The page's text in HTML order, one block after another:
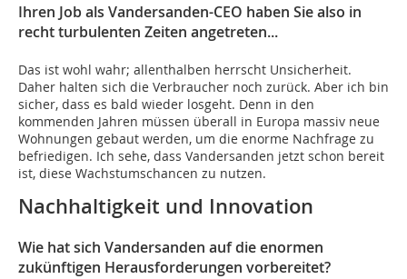
Ihren Job als Vandersanden-CEO haben Sie also in
recht turbulenten Zeiten angetreten...
Das ist wohl wahr; allenthalben herrscht Unsicherheit.
Daher halten sich die Verbraucher noch zurück. Aber ich bin
sicher, dass es bald wieder losgeht. Denn in den
kommenden Jahren müssen überall in Europa massiv neue
Wohnungen gebaut werden, um die enorme Nachfrage zu
befriedigen. Ich sehe, dass Vandersanden jetzt schon bereit
ist, diese Wachstumschancen zu nutzen.
Nachhaltigkeit und Innovation
Wie hat sich Vandersanden auf die enormen
zukünftigen Herausforderungen vorbereitet?